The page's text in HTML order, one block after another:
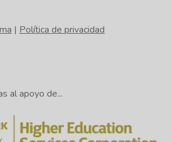
| Política de privacidad
al apoyo de...